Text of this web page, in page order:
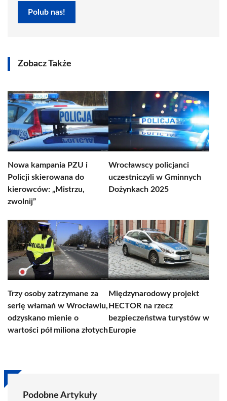
Polub nas!
Zobacz Także
Nowa kampania PZU i
Policji skierowana do
kierowców: „Mistrzu,
zwolnij”
Wrocławscy policjanci
uczestniczyli w Gminnych
Dożynkach 2025
Trzy osoby zatrzymane za
serię włamań w Wrocławiu,
odzyskano mienie o
wartości pół miliona złotych
Międzynarodowy projekt
HECTOR na rzecz
bezpieczeństwa turystów w
Europie
Podobne Artykuły